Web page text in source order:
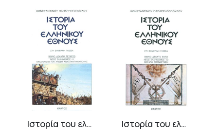
Ιστορία του ελληνικού έθνους 14 Ιστορία του ελληνικού έθνους 16